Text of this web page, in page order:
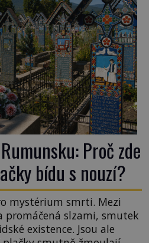
Proč zde
bídu s nouzí?
mystérium smrti. Mezi
slzami, smutek
existence. Jsou ale